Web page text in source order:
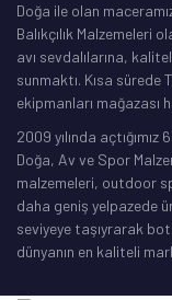
Doğa ile olan
Balıkçılık Malzemeleri
avı sevdalılarına,
sunmaktı. Kısa sürede
ekipmanları mağazası
2009 yılında
Doğa, Av ve Spor
malzemeleri, outdoor
daha geniş yelpazede
seviyeye taşıyrarak
dünyanın en kaliteli